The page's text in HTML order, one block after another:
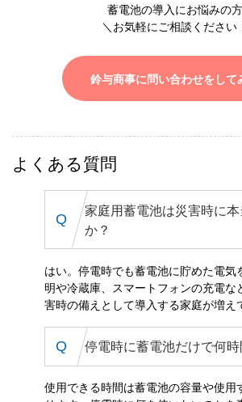
蓄電池の導入にお悩みの
＼お気軽にご相談ください
鈴与商事に問い合わせをして
よくある質問
家庭用蓄電池は災害時に
か？
はい。停電時でも蓄電池に貯めた電気
明や冷蔵庫、スマートフォンの充電な
害時の備えとして導入する家庭が増え
停電時に蓄電池だけで何時
使用できる時間は蓄電池の容量や使用